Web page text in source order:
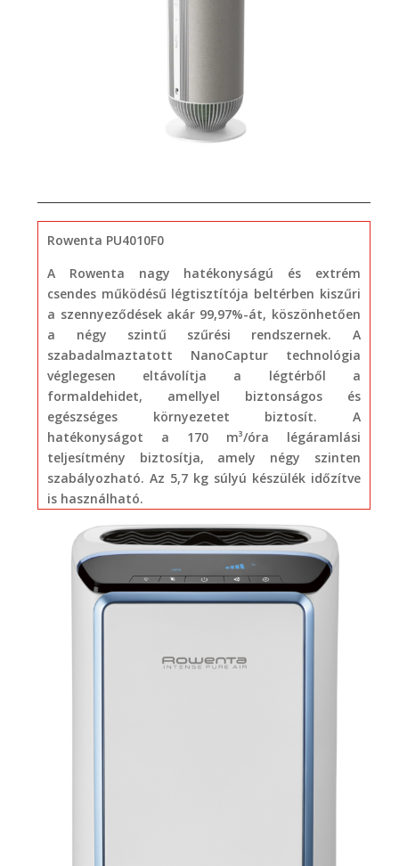
Rowenta PU4010F0
A Rowenta nagy hatékonyságú és extrém
csendes működésű légtisztítója beltérben kiszűri
a szennyeződések akár 99,97%-át, köszönhetően
a négy szintű szűrési rendszernek. A
szabadalmaztatott NanoCaptur technológia
véglegesen eltávolítja a légtérből a
formaldehidet, amellyel biztonságos és
egészséges környezetet biztosít. A
hatékonyságot a 170 m³/óra légáramlási
teljesítmény biztosítja, amely négy szinten
szabályozható. Az 5,7 kg súlyú készülék időzítve
is használható.